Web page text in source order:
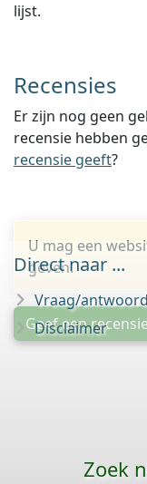
lijst.
Recensies
Er zijn nog geen
recensie hebben
recensie geeft?
U mag een
geven.
Geef een recensie
Direct naar ...
Vraag/antwoord
Disclaimer
Zoek